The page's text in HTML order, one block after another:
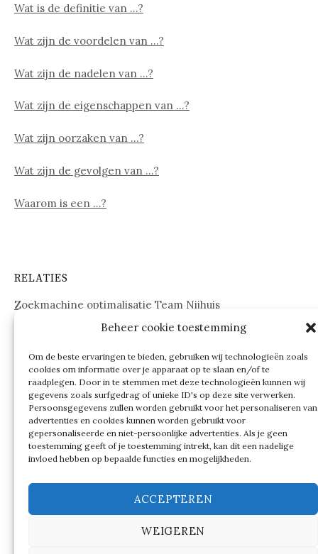
Beheer cookie toestemming
Om de beste ervaringen te bieden, gebruiken wij technologieën zoals
cookies om informatie over je apparaat op te slaan en/of te
raadplegen. Door in te stemmen met deze technologieën kunnen wij
gegevens zoals surfgedrag of unieke ID's op deze site verwerken.
Persoonsgegevens zullen worden gebruikt voor het personaliseren van
advertenties en cookies kunnen worden gebruikt voor
gepersonaliseerde en niet-persoonlijke advertenties. Als je geen
toestemming geeft of je toestemming intrekt, kan dit een nadelige
invloed hebben op bepaalde functies en mogelijkheden.
ACCEPTEREN
WEIGEREN
Wat is de definitie van …?
Wat zijn de voordelen van …?
Wat zijn de nadelen van …?
Wat zijn de eigenschappen van …?
Wat zijn oorzaken van …?
Wat zijn de gevolgen van …?
Waarom is een …?
RELATIES
Zoekmachine optimalisatie Team Nijhuis